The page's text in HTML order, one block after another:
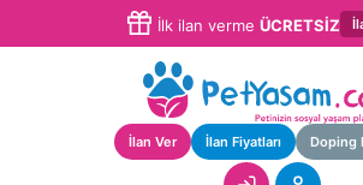
İlk ilan verme ÜCRETSİZ
İlan Ver İlan Fiyatları Doping